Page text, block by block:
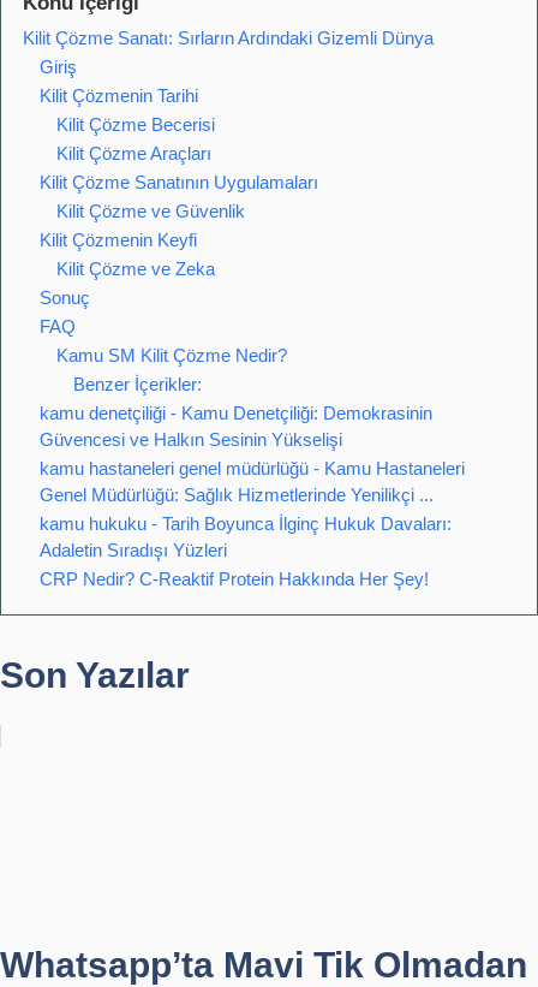
Kilit Çözme Sanatı: Sırların Ardındaki Gizemli Dünya
Giriş
Kilit Çözmenin Tarihi
Kilit Çözme Becerisi
Kilit Çözme Araçları
Kilit Çözme Sanatının Uygulamaları
Kilit Çözme ve Güvenlik
Kilit Çözmenin Keyfi
Kilit Çözme ve Zeka
Sonuç
FAQ
Kamu SM Kilit Çözme Nedir?
Benzer İçerikler:
kamu denetçiliği - Kamu Denetçiliği: Demokrasinin
Güvencesi ve Halkın Sesinin Yükselişi
kamu hastaneleri genel müdürlüğü - Kamu Hastaneleri
Genel Müdürlüğü: Sağlık Hizmetlerinde Yenilikçi ...
kamu hukuku - Tarih Boyunca İlginç Hukuk Davaları:
Adaletin Sıradışı Yüzleri
CRP Nedir? C-Reaktif Protein Hakkında Her Şey!
Son Yazılar
Whatsapp’ta Mavi Tik Olmadan